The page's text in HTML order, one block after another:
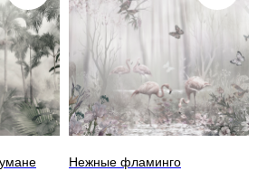
Нежные фламинго